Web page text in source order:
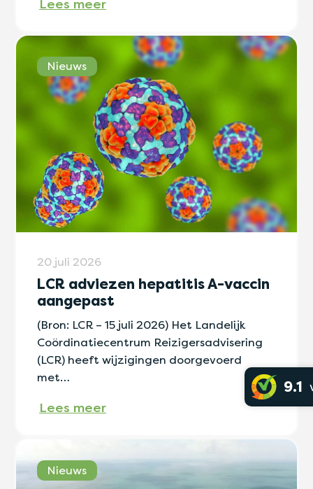
Nieuws
20 juli 2026
LCR adviezen hepatitis A-vaccin
aangepast
(Bron: LCR – 15 juli 2026) Het Landelijk
Coördinatiecentrum Reizigersadvisering
(LCR) heeft wijzigingen doorgevoerd
met…
Lees meer
Nieuws
9.1